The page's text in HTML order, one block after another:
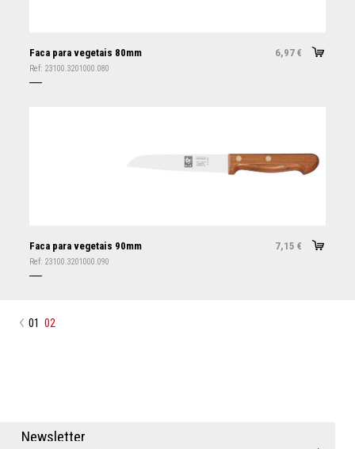
Faca para vegetais 80mm 6,97 €
Ref: 23100.3201000.080
Faca para vegetais 90mm 7,15 €
Ref: 23100.3201000.090
01 02
Newsletter